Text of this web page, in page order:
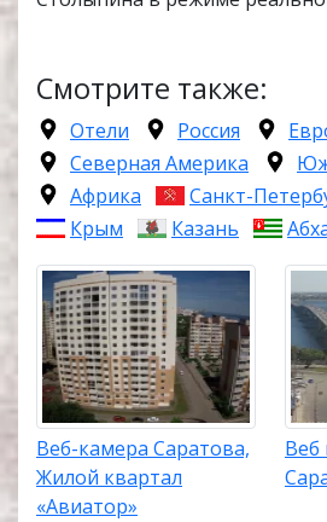
Смотрите также:
Отели Россия
Северная Америка
Африка
Санкт-
Крым
Казань
Веб-камера Саратова,
Жилой квартал
«Авиатор»
Веб